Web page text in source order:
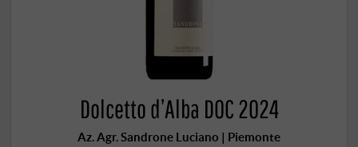
Dolcetto d’Alba DOC 2024
Az. Agr. Sandrone Luciano | Piemonte